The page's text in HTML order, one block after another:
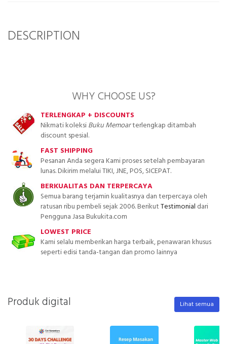
DESCRIPTION
WHY CHOOSE US?
TERLENGKAP + DISCOUNTS
Nikmati koleksiBuku Memoarterlengkap ditambah
discount spesial.
FAST SHIPPING
Pesanan Anda segera Kami proses setelah pembayaran
lunas. Dikirim melalui TIKI, JNE, POS, SICEPAT.
BERKUALITAS DAN TERPERCAYA
Semua barang terjamin kualitasnya dan terpercaya oleh
ratusan ribu pembeli sejak 2006. BerikutTestimonial dari
Pengguna Jasa Bukukita.com
LOWEST PRICE
Kami selalu memberikan harga terbaik, penawaran khusus
seperti edisi tanda-tangan dan promo lainnya
Produk digital Lihat semua